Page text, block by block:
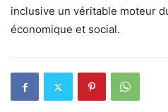
inclusive un véritable moteur
économique et social.